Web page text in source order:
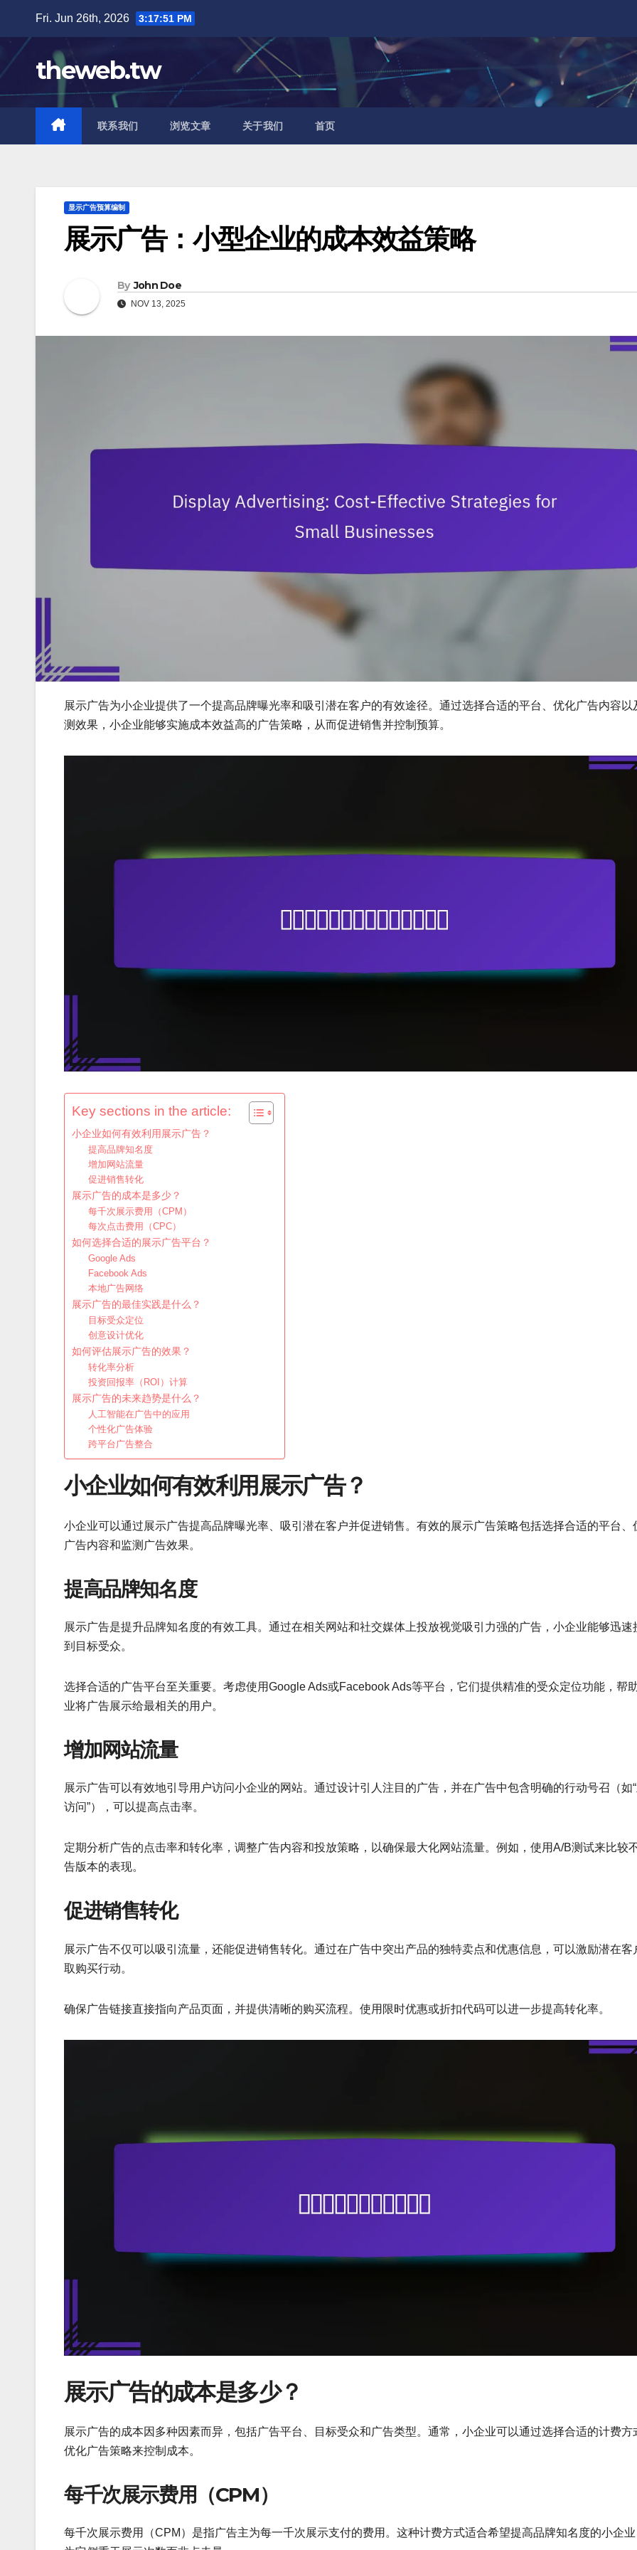
content
Fri. Jun 26th, 2026 3:17:52 PM
theweb.tw
联系我们 浏览文章 关于我们 首页
显示广告预算编制
展示广告：小型企业的成本效益策略
By John Doe
NOV 13, 2025
展示广告为小企业提供了一个提高品牌曝光率和吸引潜在客户的有效途径。通过选择合适的平台、优化广告内容以
测效果，小企业能够实施成本效益高的广告策略，从而促进销售并控制预算。
Key sections in the article:
小企业如何有效利用展示广告？
提高品牌知名度
增加网站流量
促进销售转化
展示广告的成本是多少？
每千次展示费用（CPM）
每次点击费用（CPC）
如何选择合适的展示广告平台？
Google Ads
Facebook Ads
本地广告网络
展示广告的最佳实践是什么？
目标受众定位
创意设计优化
如何评估展示广告的效果？
转化率分析
投资回报率（ROI）计算
展示广告的未来趋势是什么？
人工智能在广告中的应用
个性化广告体验
跨平台广告整合
小企业如何有效利用展示广告？
小企业可以通过展示广告提高品牌曝光率、吸引潜在客户并促进销售。有效的展示广告策略包括选择合适的平台、
广告内容和监测广告效果。
提高品牌知名度
展示广告是提升品牌知名度的有效工具。通过在相关网站和社交媒体上投放视觉吸引力强的广告，小企业能够迅速
到目标受众。
选择合适的广告平台至关重要。考虑使用Google Ads或Facebook Ads等平台，它们提供精准的受众定位功能，帮
业将广告展示给最相关的用户。
增加网站流量
展示广告可以有效地引导用户访问小企业的网站。通过设计引人注目的广告，并在广告中包含明确的行动号召（如
访问”），可以提高点击率。
定期分析广告的点击率和转化率，调整广告内容和投放策略，以确保最大化网站流量。例如，使用A/B测试来比较
告版本的表现。
促进销售转化
展示广告不仅可以吸引流量，还能促进销售转化。通过在广告中突出产品的独特卖点和优惠信息，可以激励潜在客
取购买行动。
确保广告链接直接指向产品页面，并提供清晰的购买流程。使用限时优惠或折扣代码可以进一步提高转化率。
展示广告的成本是多少？
展示广告的成本因多种因素而异，包括广告平台、目标受众和广告类型。通常，小企业可以通过选择合适的计费方
优化广告策略来控制成本。
每千次展示费用（CPM）
每千次展示费用（CPM）是指广告主为每一千次展示支付的费用。这种计费方式适合希望提高品牌知名度的小企